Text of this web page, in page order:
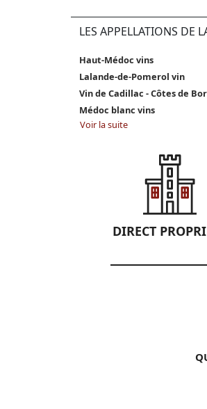
LES APPELLATIONS DE
Haut-Médoc vins
Lalande-de-Pomerol vin
Vin de Cadillac - Côtes de
Médoc blanc vins
Voir la suite
DIRECT